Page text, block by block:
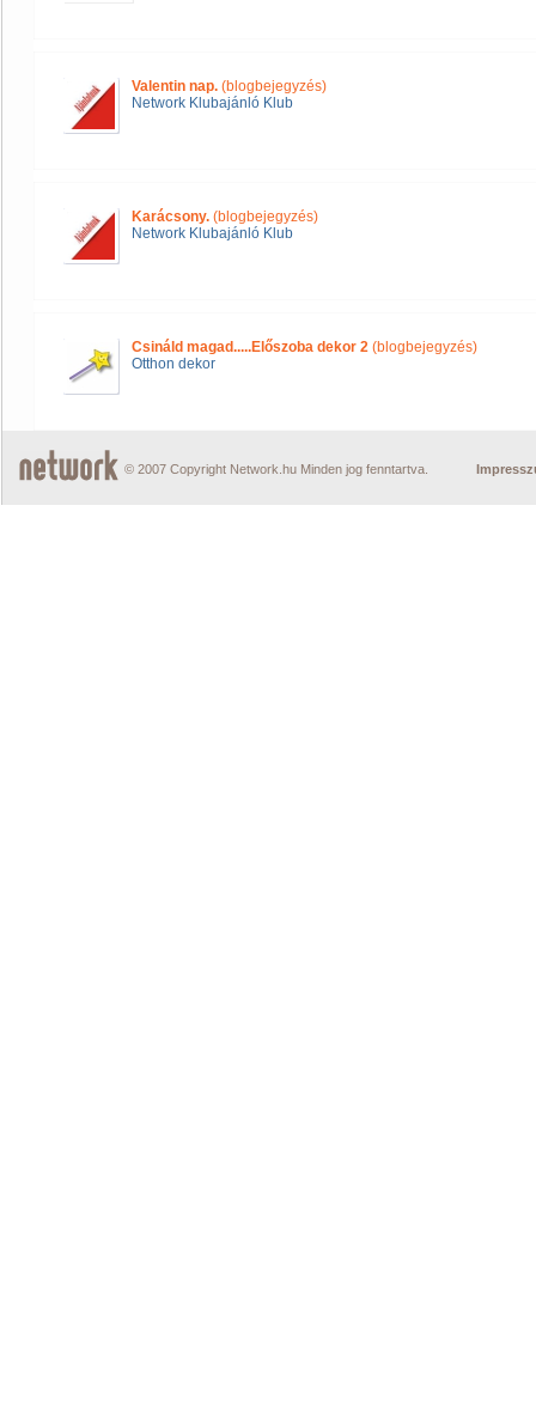
Valentin nap. (blogbejegyzés)
Network Klubajánló Klub
Karácsony. (blogbejegyzés)
Network Klubajánló Klub
Csináld magad.....Előszoba dekor 2 (blogbejegyzés)
Otthon dekor
© 2007 Copyright Network.hu Minden jog fenntartva.